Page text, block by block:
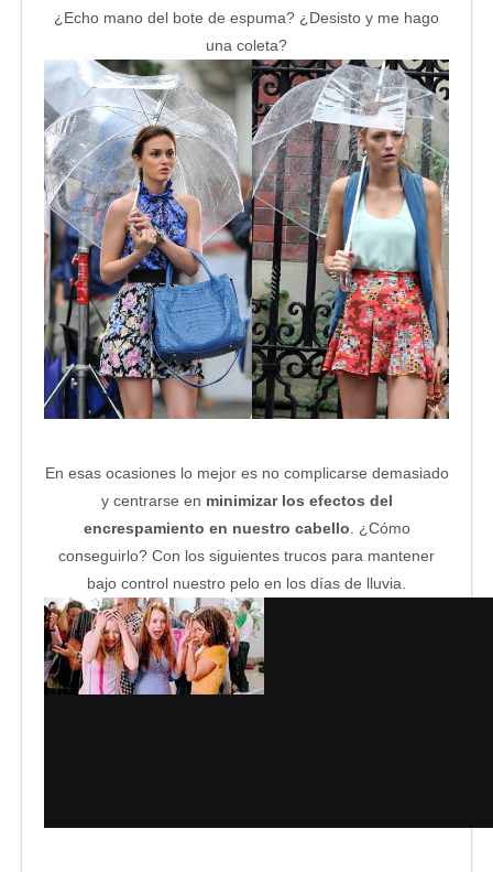
¿Echo mano del bote de espuma? ¿Desisto y me hago
una coleta?
En esas ocasiones lo mejor es no complicarse demasiado
y centrarse en minimizar los efectos del
encrespamiento en nuestro cabello . ¿Cómo
conseguirlo? Con los siguientes trucos para mantener
bajo control nuestro pelo en los días de lluvia.